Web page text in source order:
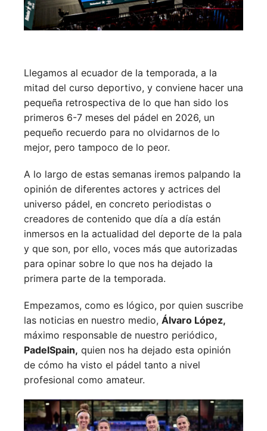
Llegamos al ecuador de la temporada, a la
mitad del curso deportivo, y conviene hacer una
pequeña retrospectiva de lo que han sido los
primeros 6-7 meses del pádel en 2026, un
pequeño recuerdo para no olvidarnos de lo
mejor, pero tampoco de lo peor.
A lo largo de estas semanas iremos palpando la
opinión de diferentes actores y actrices del
universo pádel, en concreto periodistas o
creadores de contenido que día a día están
inmersos en la actualidad del deporte de la pala
y que son, por ello, voces más que autorizadas
para opinar sobre lo que nos ha dejado la
primera parte de la temporada.
Empezamos, como es lógico, por quien suscribe
las noticias en nuestro medio, Álvaro López,
máximo responsable de nuestro periódico,
PadelSpain, quien nos ha dejado esta opinión
de cómo ha visto el pádel tanto a nivel
profesional como amateur.